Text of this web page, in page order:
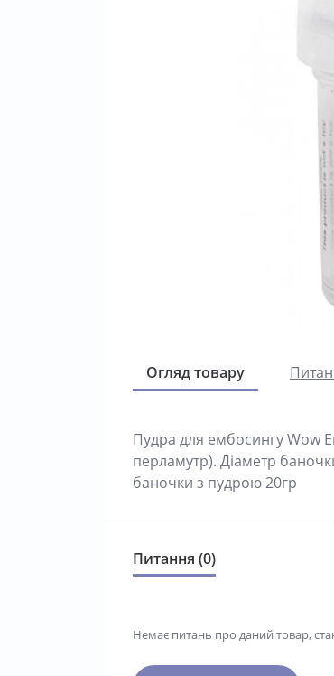
Огляд товару
Пудра для ембосингу Wow
перламутр). Діаметр
баночки з пудрою 20гр
Питання (0)
Немає питань про даний товар,